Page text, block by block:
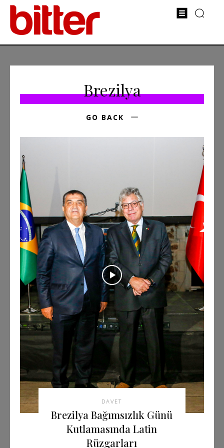
Brezilya
GO BACK
DAVET
Brezilya Bağımsızlık Günü
Kutlamasında Latin
Rüzgarları